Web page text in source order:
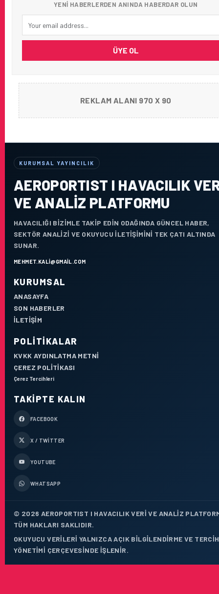
YENI HABERLERDEN ANINDA HABERDAR OLUN
ÜYE OL
REKLAM ALANI 970 X 90
KURUMSAL YAYINCILIK
AEROPORTIST I HAVACILIK
VE ANALIZ PLATFORMU
HAVACILIĞI BIZIMLE TAKIP EDIN ODAĞINDA GÜNCEL HABER,
SEKTÖR ANALIZI VE OKUYUCU ILETIŞIMINI TEK ÇATI ALTINDA
SUNAR.
MEHMET.KALI@GMAIL.COM
KURUMSAL
ANASAYFA
SON HABERLER
İLETIŞIM
POLITIKALAR
KVKK AYDINLATMA METNI
ÇEREZ POLITIKASI
Çerez Tercihleri
TAKIPTE KALIN
FACEBOOK
X / TWITTER
YOUTUBE
WHATSAPP
© 2026 AEROPORTIST I HAVACILIK VERI VE ANALIZ
TÜM HAKLARI SAKLIDIR.
OKUYUCU VERILERI YALNIZCA AÇIK BILGILENDIRME VE TERCIH
YÖNETIMI ÇERÇEVESINDE IŞLENIR.